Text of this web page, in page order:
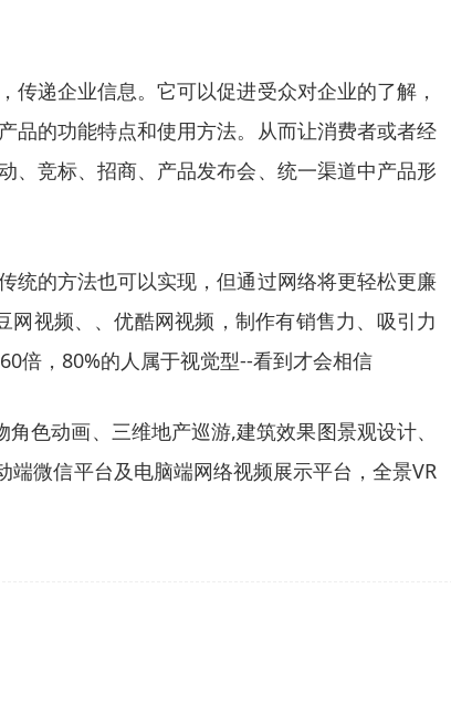
递企业信息。它可以促进受众对企业的了解，
品的功能特点和使用方法。从而让消费者或者经
、竞标、招商、产品发布会、统一渠道中产品形
统的方法也可以实现，但通过网络将更轻松更廉
视频、、优酷网视频，制作有销售力、吸引力
倍，80%的人属于视觉型--看到才会相信
色动画、三维地产巡游,建筑效果图景观设计、
微信平台及电脑端网络视频展示平台，全景VR